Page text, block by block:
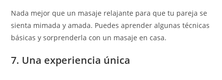
Nada mejor que un masaje relajante para que tu pareja se
sienta mimada y amada. Puedes aprender algunas técnicas
básicas y sorprenderla con un masaje en casa.
7. Una experiencia única